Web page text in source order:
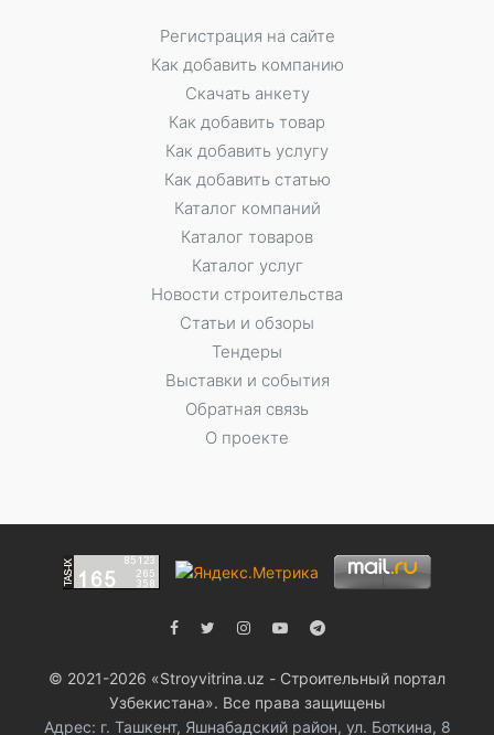
Регистрация на сайте
Как добавить компанию
Скачать анкету
Как добавить товар
Как добавить услугу
Как добавить статью
Каталог компаний
Каталог товаров
Каталог услуг
Новости строительства
Статьи и обзоры
Тендеры
Выставки и события
Обратная связь
О проекте
© 2021-2026 «Stroyvitrina.uz - Строительный портал
Узбекистана». Все права защищены
Адрес: г. Ташкент, Яшнабадский район, ул. Боткина, 8